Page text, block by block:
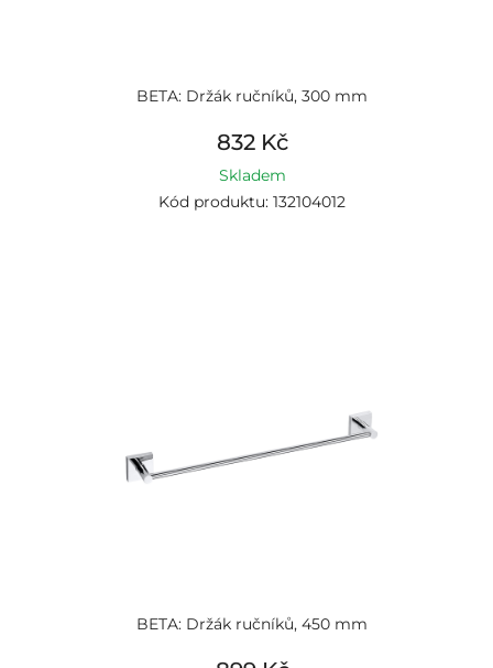
BETA: Držák ručníků, 300 mm
832 Kč
Skladem
Kód produktu: 132104012
BETA: Držák ručníků, 450 mm